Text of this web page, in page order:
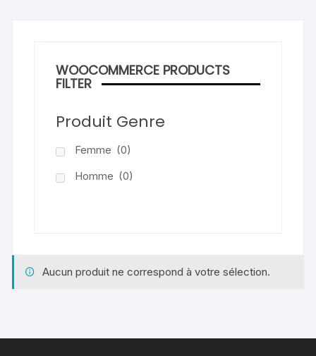
Aucun produit ne correspond à votre sélection.
WOOCOMMERCE PRODUCTS
FILTER
Produit Genre
Femme (0)
Homme (0)